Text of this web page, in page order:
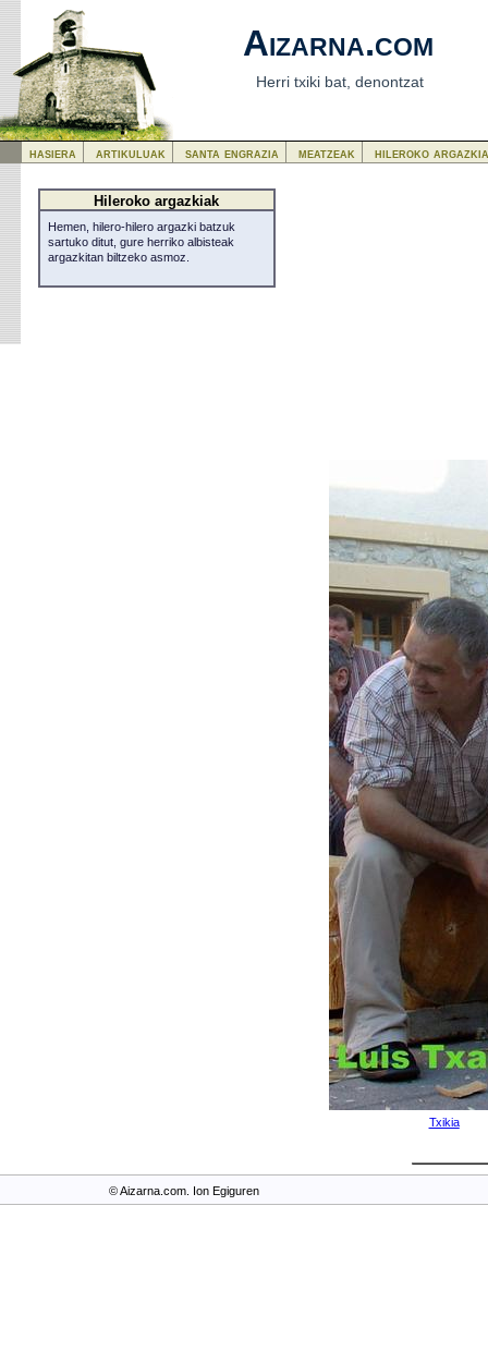
Aizarna.com
Herri txiki bat, denontzat
Txikia
Hileroko argazkiak
Hemen, hilero-hilero argazki batzuk
sartuko ditut, gure herriko albisteak
argazkitan biltzeko asmoz.
hasiera artikuluak santa engrazia meatzeak hileroko
© Aizarna.com. Ion Egiguren